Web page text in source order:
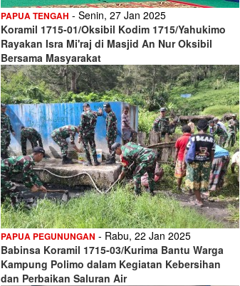
PAPUA TENGAH - Senin, 27 Jan 2025
Koramil 1715-01/Oksibil Kodim 1715/Yahukimo
Rayakan Isra Mi'raj di Masjid An Nur Oksibil
Bersama Masyarakat
PAPUA PEGUNUNGAN - Rabu, 22 Jan 2025
Babinsa Koramil 1715-03/Kurima Bantu Warga
Kampung Polimo dalam Kegiatan Kebersihan
dan Perbaikan Saluran Air